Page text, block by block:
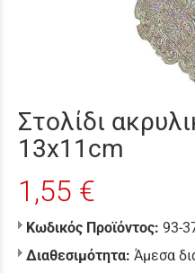
Στολίδι
13x11cm
1,55 €
Κωδικός Προϊόντος: 93-
Διαθεσιμότητα: Άμεσα